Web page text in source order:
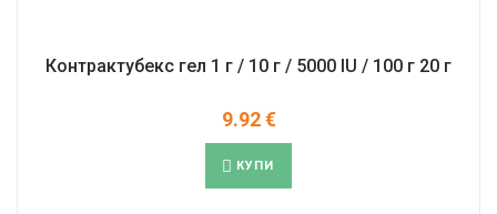
Контрактубекс гел 1 г / 10 г / 5000 IU / 100 г 20 г
9.92€
КУПИ